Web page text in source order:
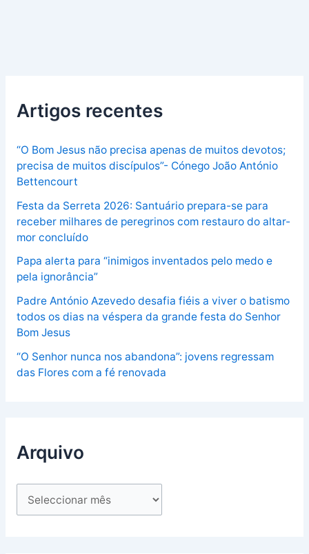
Artigos recentes
“O Bom Jesus não precisa apenas de muitos devotos;
precisa de muitos discípulos”- Cónego João António
Bettencourt
Festa da Serreta 2026: Santuário prepara-se para
receber milhares de peregrinos com restauro do altar-
mor concluído
Papa alerta para “inimigos inventados pelo medo e
pela ignorância”
Padre António Azevedo desafia fiéis a viver o batismo
todos os dias na véspera da grande festa do Senhor
Bom Jesus
“O Senhor nunca nos abandona”: jovens regressam
das Flores com a fé renovada
Arquivo